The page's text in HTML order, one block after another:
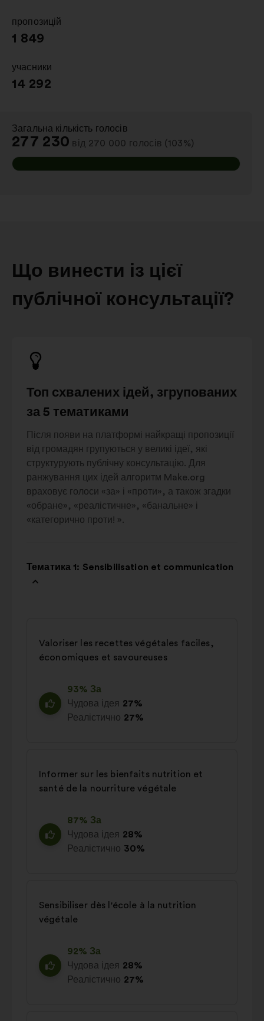
пропозицій
:
1 849
учасники
:
14 292
Загальна кількість голосів
:
277 230 від 270 000 голосів (103%)
Що винести із цієї
публічної консультації?
Топ схвалених ідей, згрупованих
за 5 тематиками
Після появи на платформі найкращі пропозиції
від громадян групуються у великі ідеї, які
структурують публічну консультацію. Для
ранжування цих ідей алгоритм Make.org
враховує голоси «за» і «проти», а також згадки
«обране», «реалістичне», «банальне» і
«категорично проти! ».
Тематика 1: Sensibilisation et communication
Valoriser les recettes végétales faciles,
économiques et savoureuses
93% За
Чудова ідея 27%
Реалістично 27%
Informer sur les bienfaits nutrition et
santé de la nourriture végétale
87% За
Чудова ідея 28%
Реалістично 30%
Sensibiliser dès l'école à la nutrition
végétale
92% За
Чудова ідея 28%
Реалістично 27%